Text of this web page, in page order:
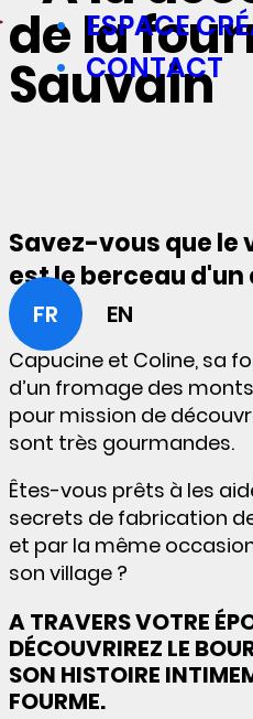
ESPACE
CONTACT
FR EN
de la
Sauvain
Savez-vous que le
est le berceau
Capucine et Coline, sa
d’un fromage des
pour mission de
sont très gourmandes.
Êtes-vous prêts à les
secrets de fabrication
et par la même
son village ?
A TRAVERS VOTRE
DÉCOUVRIREZ LE
SON HISTOIRE
FOURME.